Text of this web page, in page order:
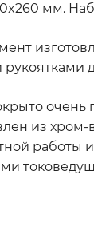
мм.
из
работы